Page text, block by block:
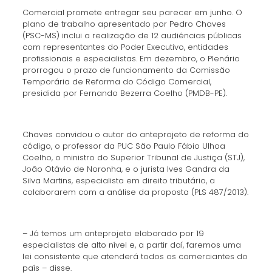
Comercial promete entregar seu parecer em junho. O
plano de trabalho apresentado por Pedro Chaves
(PSC-MS) inclui a realização de 12 audiências públicas
com representantes do Poder Executivo, entidades
profissionais e especialistas. Em dezembro, o Plenário
prorrogou o prazo de funcionamento da Comissão
Temporária de Reforma do Código Comercial,
presidida por Fernando Bezerra Coelho (PMDB-PE).
Chaves convidou o autor do anteprojeto de reforma do
código, o professor da PUC São Paulo Fábio Ulhoa
Coelho, o ministro do Superior Tribunal de Justiça (STJ),
João Otávio de Noronha, e o jurista Ives Gandra da
Silva Martins, especialista em direito tributário, a
colaborarem com a análise da proposta (PLS 487/2013).
– Já temos um anteprojeto elaborado por 19
especialistas de alto nível e, a partir daí, faremos uma
lei consistente que atenderá todos os comerciantes do
país – disse.